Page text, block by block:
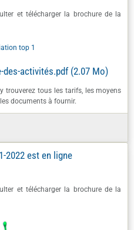
et télécharger la brochure de la
des-activités.pdf(2.07 Mo)
trouverez tous les tarifs, les moyens
documents à fournir.
2022 est en ligne
et télécharger la brochure de la